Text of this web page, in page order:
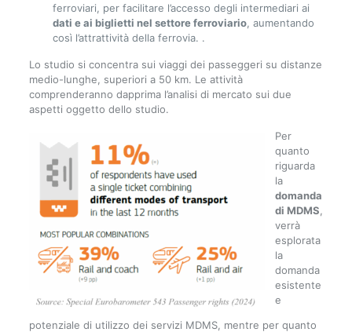
ferroviari, per facilitare l’accesso degli intermediari ai
dati e ai biglietti nel settore ferroviario, aumentando
così l’attrattività della ferrovia. .
Lo studio si concentra sui viaggi dei passeggeri su distanze
medio-lunghe, superiori a 50 km. Le attività
comprenderanno dapprima l’analisi di mercato sui due
aspetti oggetto dello studio.
Per
quanto
riguarda
la
domanda
di MDMS
verrà
esplorata
la
domanda
esistente
e
potenziale di utilizzo dei servizi MDMS, mentre per quanto